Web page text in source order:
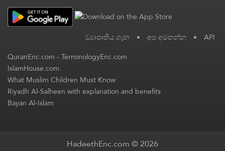
ව්‍යාපෘතිය ගැන • අප අමතන්න • API
QuranEnc.com-TerminologyEnc.com
IslamHouse.com
What Muslim Children Must Know
Riyadh Al-Salheen with explanation and benefits
Bayan Al-Islam
HadeethEnc.com © 2026